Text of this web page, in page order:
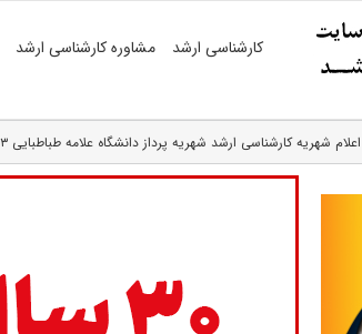
کارشناسی ارشد مشاوره کارشناسی ارشد
اعلام شهریه کارشناسی ارشد شهریه پرداز دانشگاه علامه طباطبایی ۱۴۰۳